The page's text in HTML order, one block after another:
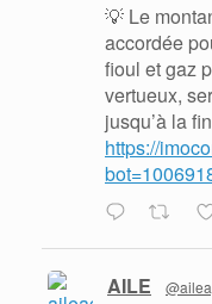
💡 Le
accordée
fioul et gaz
vertueux,
jusqu’à la
https://
AILE